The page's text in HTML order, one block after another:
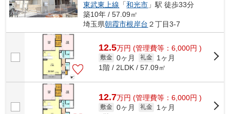
東武東上線 「和光市 」駅 徒歩33分
築10年 / 57.09㎡
埼玉県朝霞市根岸台 ２丁目3-7
12.5万円 (管理費等：6,000円 )
敷金 0ヶ月 礼金
1ヶ月
1階 / 2LDK / 57.09㎡
12.7万円 (管理費等：6,000円 )
敷金 0ヶ月 礼金
1ヶ月